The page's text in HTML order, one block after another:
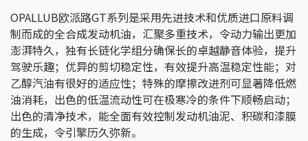
OPALLUB欧派路GT系列是采用先进技术和优质进口原料调
制而成的全合成发动机油，汇聚多重技术，令动力输出更加
澎湃特久，独有长链化学组分确保长的卓越静音体验，提升
驾驶乐趣；优异的剪切稳定性，有效提升高温稳定性能；对
乙醇汽油有很好的适应性；特殊的摩擦改进剂可显著降低燃
油消耗，出色的低温流动性可在极寒冷的条件下顺畅启动；
出色的清净技术，能全面有效控制发动机油泥、积碳和漆膜
的生成，令引擎历久弥新。